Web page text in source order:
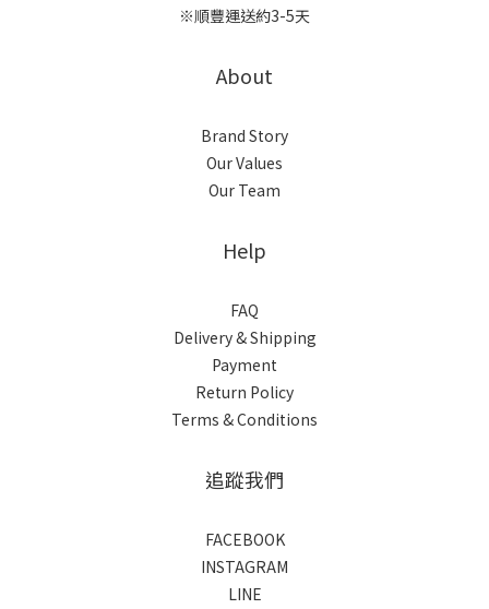
※順豐運送約3-5天
About
Brand Story
Our Values
Our Team
Help
FAQ
Delivery & Shipping
Payment
Return Policy
Terms & Conditions
追蹤我們
FACEBOOK
INSTAGRAM
LINE